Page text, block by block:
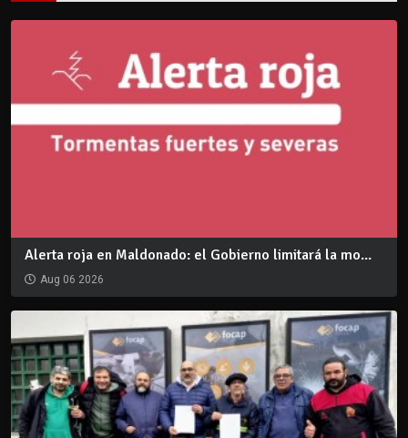
Alerta roja en Maldonado: el Gobierno limitará la mo...
Aug 06 2026